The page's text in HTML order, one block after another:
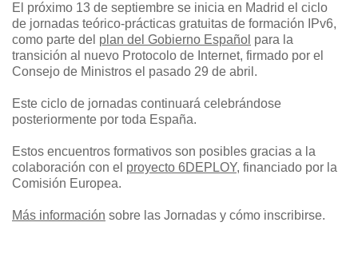
El próximo 13 de septiembre se inicia en Madrid el ciclo
de jornadas teórico-prácticas gratuitas de formación IPv6,
como parte del plan del Gobierno Español para la
transición al nuevo Protocolo de Internet, firmado por el
Consejo de Ministros el pasado 29 de abril.
Este ciclo de jornadas continuará celebrándose
posteriormente por toda España.
Estos encuentros formativos son posibles gracias a la
colaboración con el proyecto 6DEPLOY, financiado por la
Comisión Europea.
Más información sobre las Jornadas y cómo inscribirse.